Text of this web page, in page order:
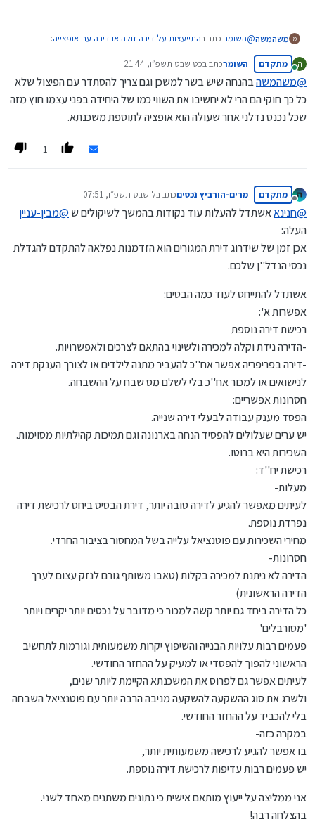
מ משהמשה@השומר כתב בהתייעצות על דירה זולה או דירה עם אופצייה:
הון שתקוע בקירות.
פירושו אפשרויות טובות במשכנתא וזה דבר מאוד חשוב כשמחתנים.
ה
מחובר
מתקדם השומרכתב בכט שבט תשפ״ו, 21:44
נערך לאחרונה על ידי
@משהמשהבהנחה שיש בשר למשכן וגם צריך להסתדר עם הפיצול שלא
כל כך חוקי הם הרי לא יחשיבו את השווי כמו של היחידה בפני עצמו חוץ מזה
שכל נכנס נדלני אחר שעולה הוא אופציה לתוספת משכנתא.
1
מנותק
מתקדם מרים-הורביץ נכסיםכתב בל שבט תשפ״ו, 07:51
נערך לאחרונה על ידי
@חנינאאשתדל להעלות עוד נקודות בהמשך לשיקולים ש@מבין-עניין
העלה:
אכן זמן של שידרוג דירת המגורים הוא הזדמנות נפלאה להתקדם להגדלת
נכסי הנדל''ן שלכם.
אשתדל להתייחס לעוד כמה הבטים:
אפשרות א':
רכישת דירה נוספת
-הדירה נידת וקלה למכירה ולשינוי בהתאם לצרכים ולאפשרויות.
-דירה בפריפריה אפשר אח''כ להעביר מתנה לילדים או לצורך הענקת דירה
לנישואים או למכור אח''כ בלי לשלם מס שבח על ההשבחה.
חסרונות אפשריים:
הפסד מענק עבודה לבעלי דירה שנייה.
יש ערים שעלולים להפסיד הנחה בארנונה וגם תמיכות קהילתיות מסוימות.
השכירות היא ברוטו.
רכישת יח''ד:
מעלות-
לעיתים מאפשר להגיע לדירה טובה יותר, דירת הבסיס ביחס לרכישת דירה
נפרדת נוספת.
מחירי השכירות עם פוטנציאל עלייה בשל המחסור בציבור החרדי.
חסרונות-
הדירה לא ניתנת למכירה בקלות (טאבו משותף גורם לנזק עצום לערך
הדירה הראשונית)
כל הדירה ביחד גם יותר קשה למכור כי מדובר על נכסים יותר יקרים ויותר
'מסורבלים'
פעמים רבות עלויות הבנייה והשיפוץ יקרות משמעותית וגורמות לתחשיב
הראשוני להפוך להפסדי או למעיק על ההחזר החודשי.
לעיתים אפשר גם לפרוס את המשכנתא הקיימת ליותר שנים,
ולשרג את סוג ההשקעה להשקעה מניבה הרבה יותר עם פוטנציאל השבחה
בלי להכביד על ההחזר החודשי.
במקרה כזה-
בו אפשר להגיע לרכישה משמעותית יותר,
יש פעמים רבות עדיפות לרכישת דירה נוספת.
אני ממליצה על ייעוץ מותאם אישית כי נתונים משתנים מאחד לשני.
בהצלחה רבה!